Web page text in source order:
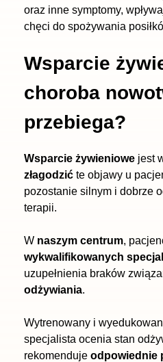
oraz inne symptomy,
chęci do spożywania
Wsparcie
choroba
przebiega?
Wsparcie żywieniowe jest
złagodzić te objawy u
pozostanie silnym i dobrze
terapii.
W naszym centrum,
wykwalifikowanych
uzupełnienia braków
odżywiania.
Wytrenowany i
specjalista ocenia stan
rekomenduje odpowiednie